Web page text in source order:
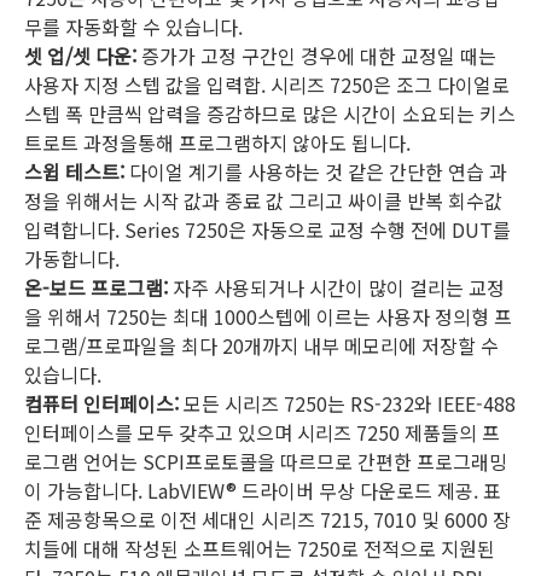
무를 자동화할 수 있습니다.
셋 업/셋 다운: 증가가 고정 구간인 경우에 대한 교정일 때는
사용자 지정 스텝 값을 입력합. 시리즈 7250은 조그 다이얼로
스텝 폭 만큼씩 압력을 증감하므로 많은 시간이 소요되는 키스
트로트 과정을통해 프로그램하지 않아도 됩니다.
스윕 테스트: 다이얼 계기를 사용하는 것 같은 간단한 연습 과
정을 위해서는 시작 값과 종료 값 그리고 싸이클 반복 회수값
입력합니다. Series 7250은 자동으로 교정 수행 전에 DUT를
가동합니다.
온-보드 프로그램: 자주 사용되거나 시간이 많이 걸리는 교정
을 위해서 7250는 최대 1000스텝에 이르는 사용자 정의형 프
로그램/프로파일을 최다 20개까지 내부 메모리에 저장할 수
있습니다.
컴퓨터 인터페이스:모든 시리즈 7250는 RS-232와 IEEE-488
인터페이스를 모두 갖추고 있으며 시리즈 7250 제품들의 프
로그램 언어는 SCPI프로토콜을 따르므로 간편한 프로그래밍
이 가능합니다. LabVIEW® 드라이버 무상 다운로드 제공. 표
준 제공항목으로 이전 세대인 시리즈 7215, 7010 및 6000 장
치들에 대해 작성된 소프트웨어는 7250로 전적으로 지원된